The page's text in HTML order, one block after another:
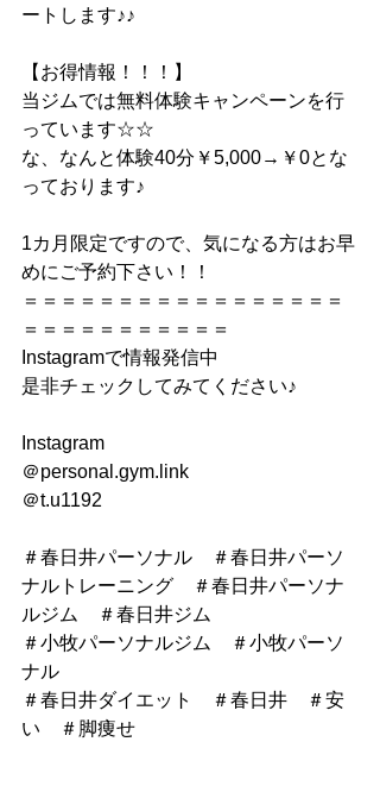
ートします♪♪
【お得情報！！！】
当ジムでは無料体験キャンペーンを行
っています☆☆
な、なんと体験40分￥5,000→￥0とな
っております♪
1カ月限定ですので、気になる方はお早
めにご予約下さい！！
＝＝＝＝＝＝＝＝＝＝＝＝＝＝＝＝＝
＝＝＝＝＝＝＝＝＝＝＝
Instagramで情報発信中
是非チェックしてみてください♪
Instagram
＠personal.gym.link
＠t.u1192
＃春日井パーソナル　＃春日井パーソ
ナルトレーニング　＃春日井パーソナ
ルジム　＃春日井ジム
＃小牧パーソナルジム　＃小牧パーソ
ナル
＃春日井ダイエット　＃春日井　＃安
い　＃脚痩せ